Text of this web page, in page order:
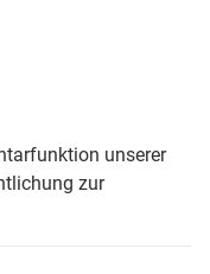
unserer
zur